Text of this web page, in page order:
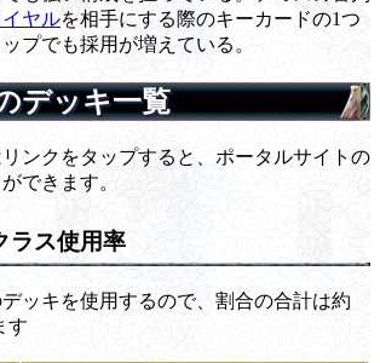
ヤルを相手にする際のキーカードの1つ
プでも採用が増えている。
デッキ一覧
ンクをタップすると、ポータルサイトの
できます。
ラス使用率
ッキを使用するので、割合の合計は約
す